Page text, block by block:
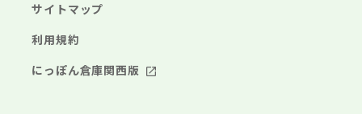
サイトマップ
利用規約
にっぽん倉庫関西版